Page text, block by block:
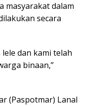
masyarakat dalam
secara
dan kami telah
binaan,”
(Paspotmar) Lanal